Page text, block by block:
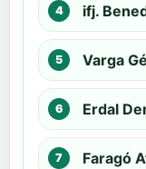
ifj.
Varga
Erdal
Faragó